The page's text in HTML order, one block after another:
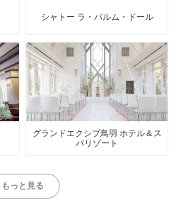
シャトー ラ・パルム・ドール
グランドエクシブ鳥羽 ホテル＆ス
パリゾート
もっと見る